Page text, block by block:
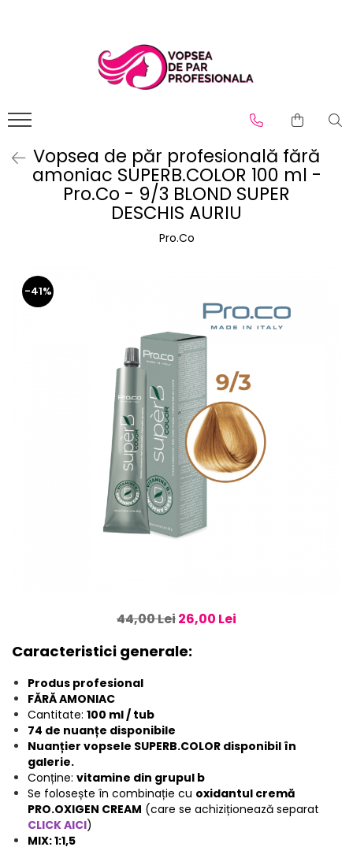
SHOT
Vopsea de păr profesională fără
amoniac SUPERB.COLOR 100 ml -
Pro.Co - 9/3 BLOND SUPER
DESCHIS AURIU
Pro.Co
-41%
44,00 Lei26,00 Lei
Caracteristici generale:
Produs profesional
FĂRĂ AMONIAC
Cantitate: 100 ml / tub
74 de nuanțe disponibile
Nuanțier vopsele SUPERB.COLOR disponibil în
galerie.
Conține: vitamine din grupul b
Se folosește în combinație cu oxidantul cremă
PRO.OXIGEN CREAM (care se achiziționează separat
CLICK AICI)
MIX: 1:1,5